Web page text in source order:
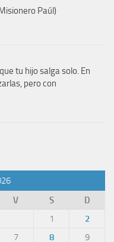
Paúl)
tu hijo salga solo. En
pero con
V S
D
1
2
7 8
9